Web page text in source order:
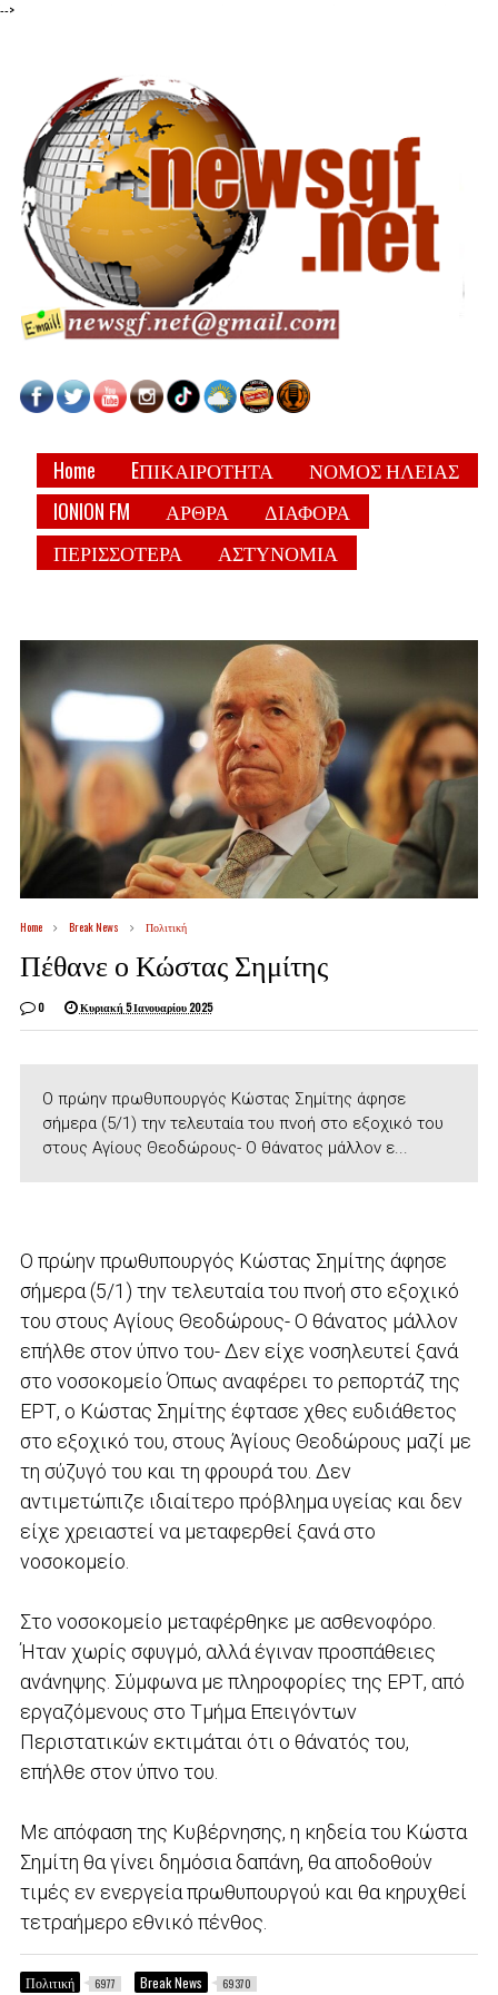
-->
Home EΠΙΚΑΙΡΟΤΗΤΑ
ΝΟΜΟΣ ΗΛΕΙΑΣ
IONION FM
ΑΡΘΡΑ
ΔΙΑΦΟΡΑ
ΠΕΡΙΣΣΟΤΕΡΑ
ΑΣΤΥΝΟΜΙΑ
Home Break News Πολιτική
Πέθανε ο Κώστας Σημίτης
0 Κυριακή 5 Ιανουαρίου 2025
Ο πρώην πρωθυπουργός Κώστας Σημίτης άφησε
σήμερα (5/1) την τελευταία του πνοή στο εξοχικό του
στους Αγίους Θεοδώρους- Ο θάνατος μάλλον ε...
Ο πρώην πρωθυπουργός Κώστας Σημίτης άφησε
σήμερα (5/1) την τελευταία του πνοή στο εξοχικό
του στους Αγίους Θεοδώρους- Ο θάνατος μάλλον
επήλθε στον ύπνο του- Δεν είχε νοσηλευτεί ξανά
στο νοσοκομείο Όπως αναφέρει το ρεπορτάζ της
ΕΡΤ, ο Κώστας Σημίτης έφτασε χθες ευδιάθετος
στο εξοχικό του, στους Άγίους Θεοδώρους μαζί με
τη σύζυγό του και τη φρουρά του. Δεν
αντιμετώπιζε ιδιαίτερο πρόβλημα υγείας και δεν
είχε χρειαστεί να μεταφερθεί ξανά στο
νοσοκομείο.
Στο νοσοκομείο μεταφέρθηκε με ασθενοφόρο.
Ήταν χωρίς σφυγμό, αλλά έγιναν προσπάθειες
ανάνηψης. Σύμφωνα με πληροφορίες της ΕΡΤ, από
εργαζόμενους στο Τμήμα Επειγόντων
Περιστατικών εκτιμάται ότι ο θάνατός του,
επήλθε στον ύπνο του.
Με απόφαση της Κυβέρνησης, η κηδεία του Κώστα
Σημίτη θα γίνει δημόσια δαπάνη, θα αποδοθούν
τιμές εν ενεργεία πρωθυπουργού και θα κηρυχθεί
τετραήμερο εθνικό πένθος.
Πολιτική 6977 Break News 69370